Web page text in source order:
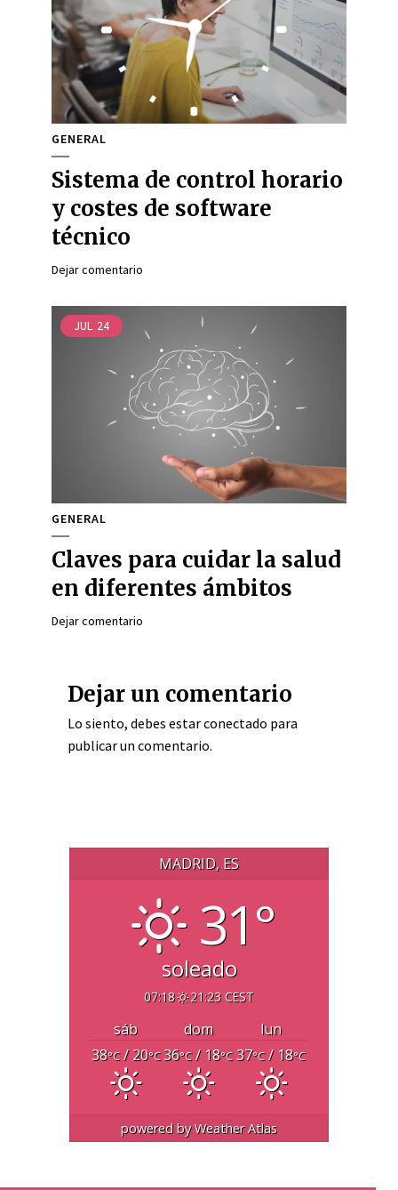
GENERAL
Sistema de control horario
y costes de software
técnico
Dejar comentario
JUL 24
GENERAL
Claves para cuidar la salud
en diferentes ámbitos
Dejar comentario
Dejar un comentario
Lo siento, debes estarconectado para
publicar un comentario.
MADRID, ES
31°
soleado
07:18 21:23 CEST
sáb dom
lun
38°C/ 20°C36°C/ 18°C 37°C/ 18°C
powered byWeather Atlas